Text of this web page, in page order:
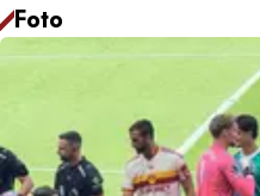
Foto